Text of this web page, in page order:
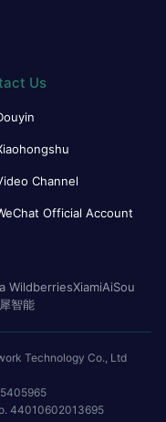
Us
Channel
Official Account
WildberriesXiamiAiSou
智能
Technology Co., Ltd
44010602013695